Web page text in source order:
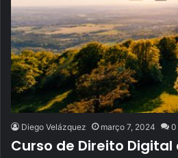
Diego Velázquez março 7, 2024 0
Curso de Direito Digital